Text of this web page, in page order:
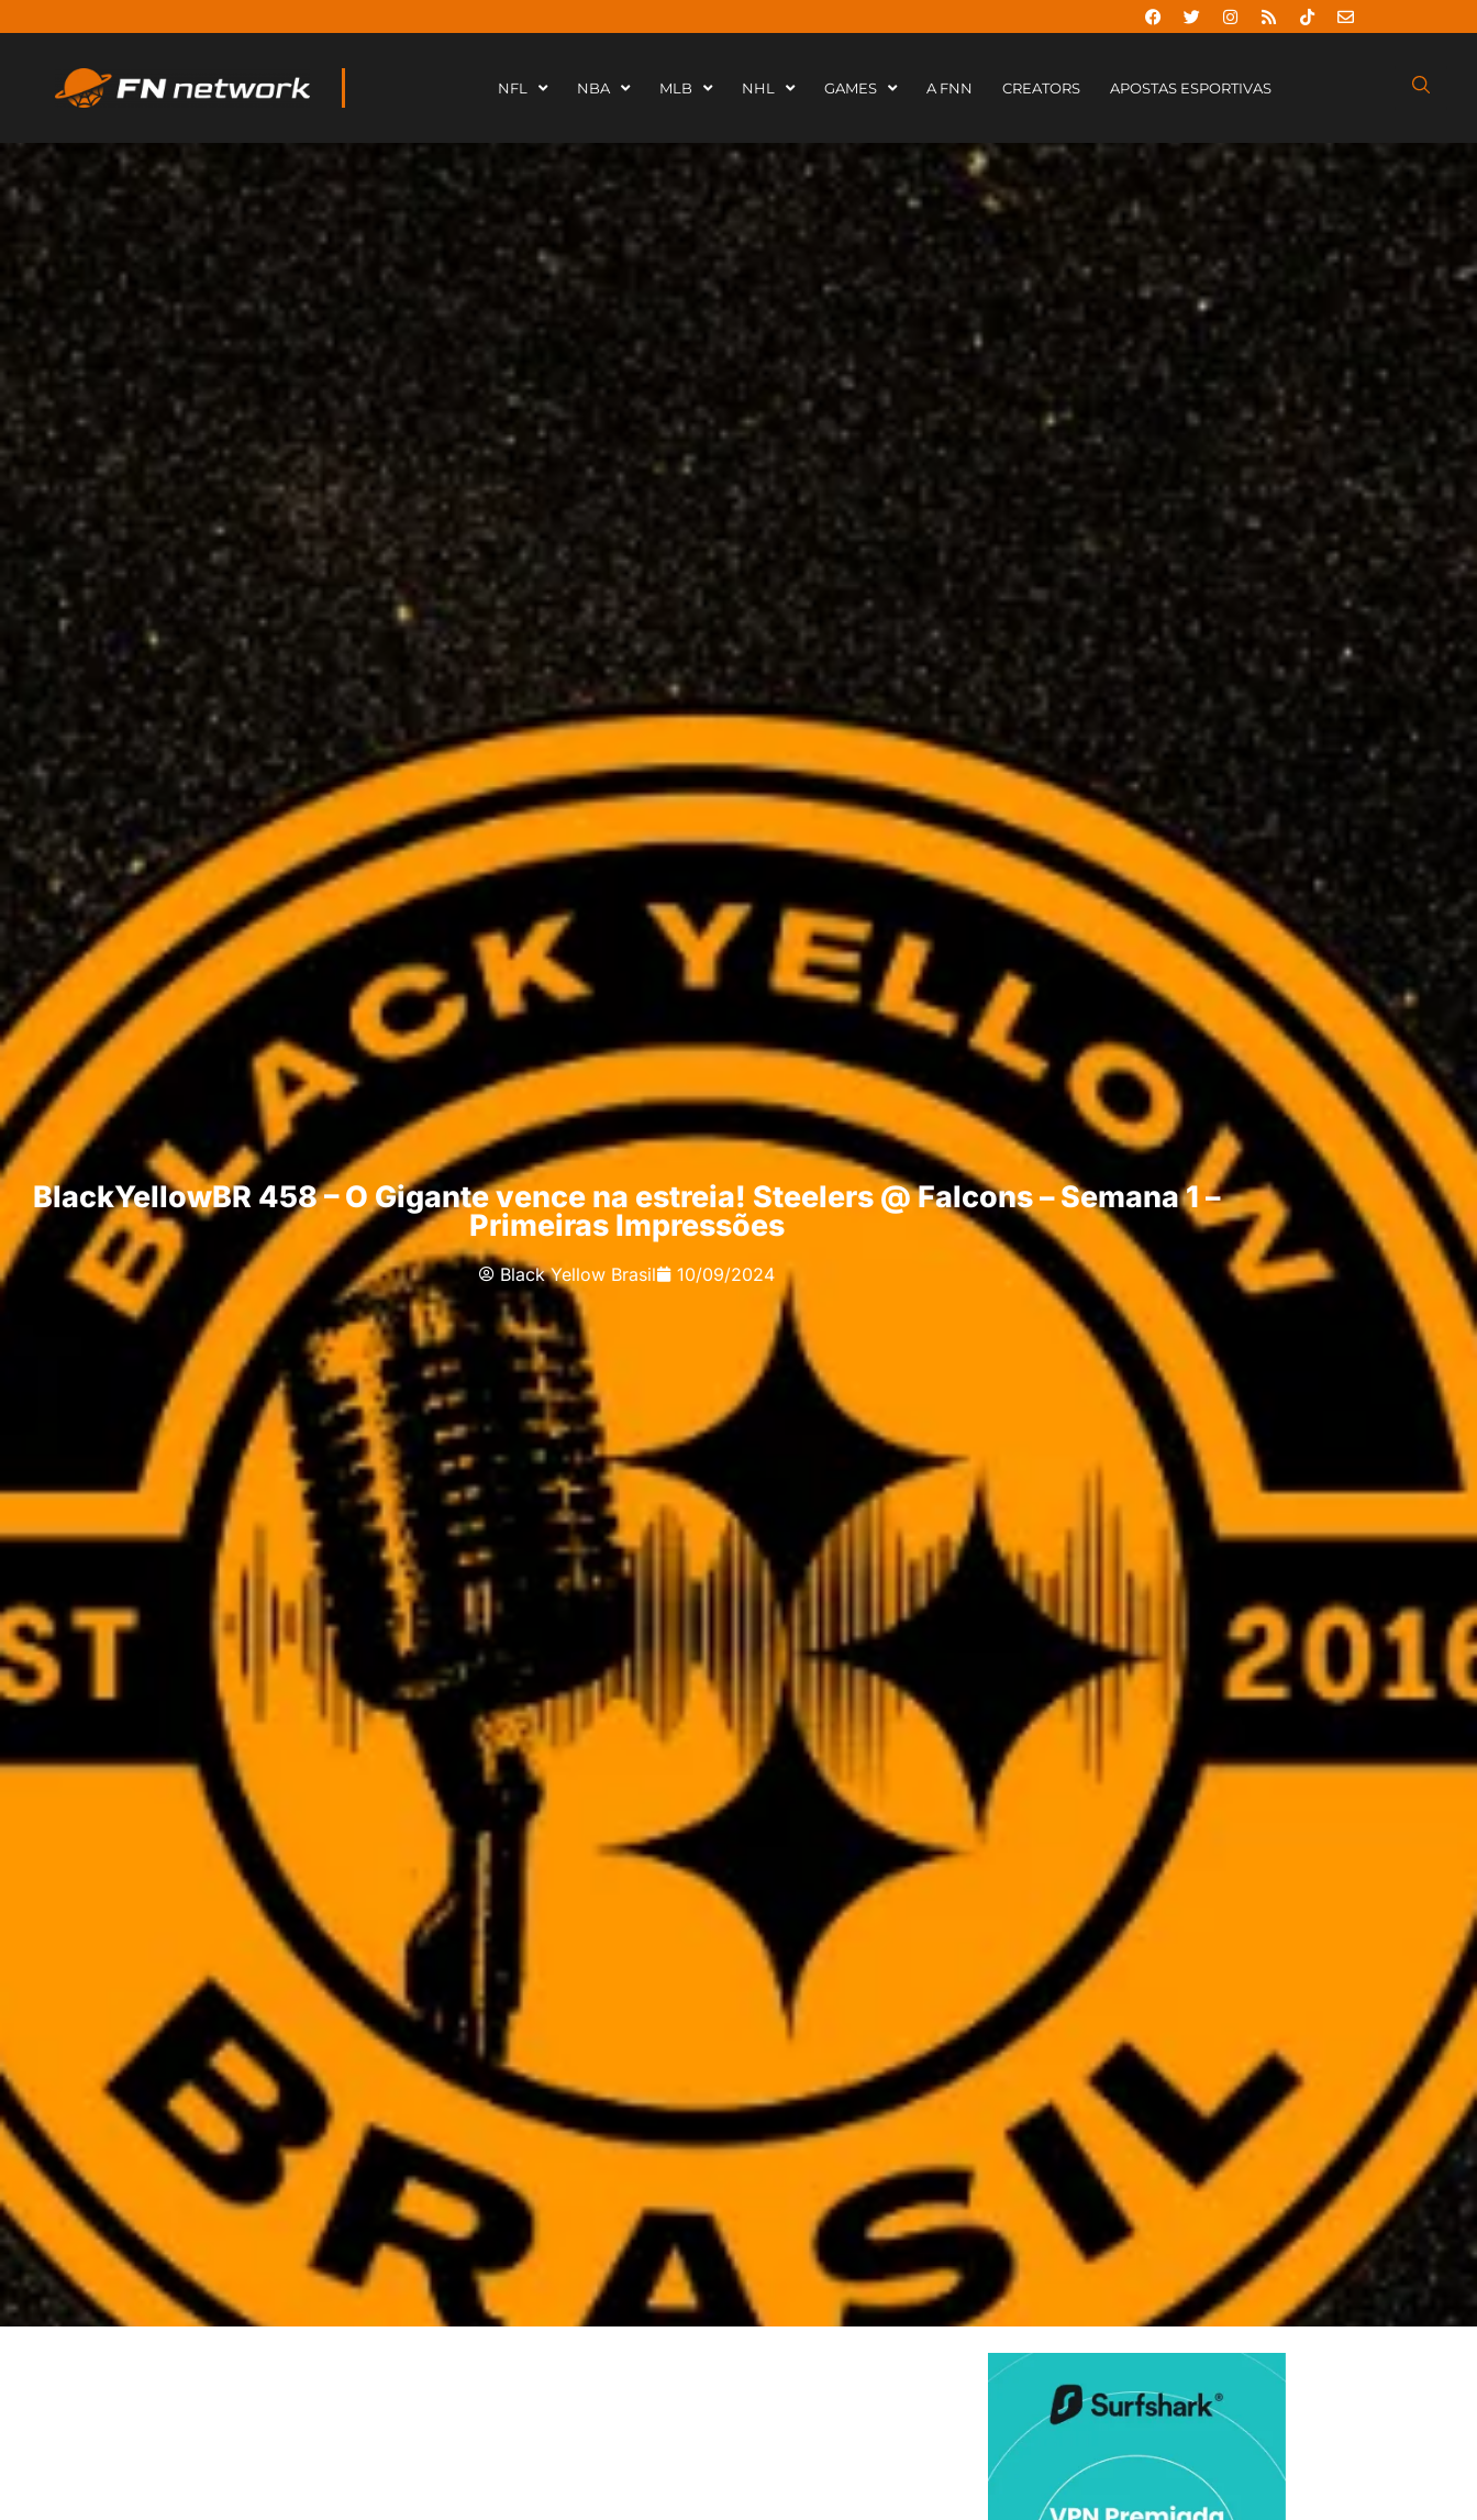
NFL NBA MLB NHL GAMES A FNN CREATORS APOSTAS ESPORTIVAS
BlackYellowBR 458 – O Gigante vence na estreia! Steelers @ Falcons – Semana 1 –
Primeiras Impressões
Black Yellow Brasil 10/09/2024